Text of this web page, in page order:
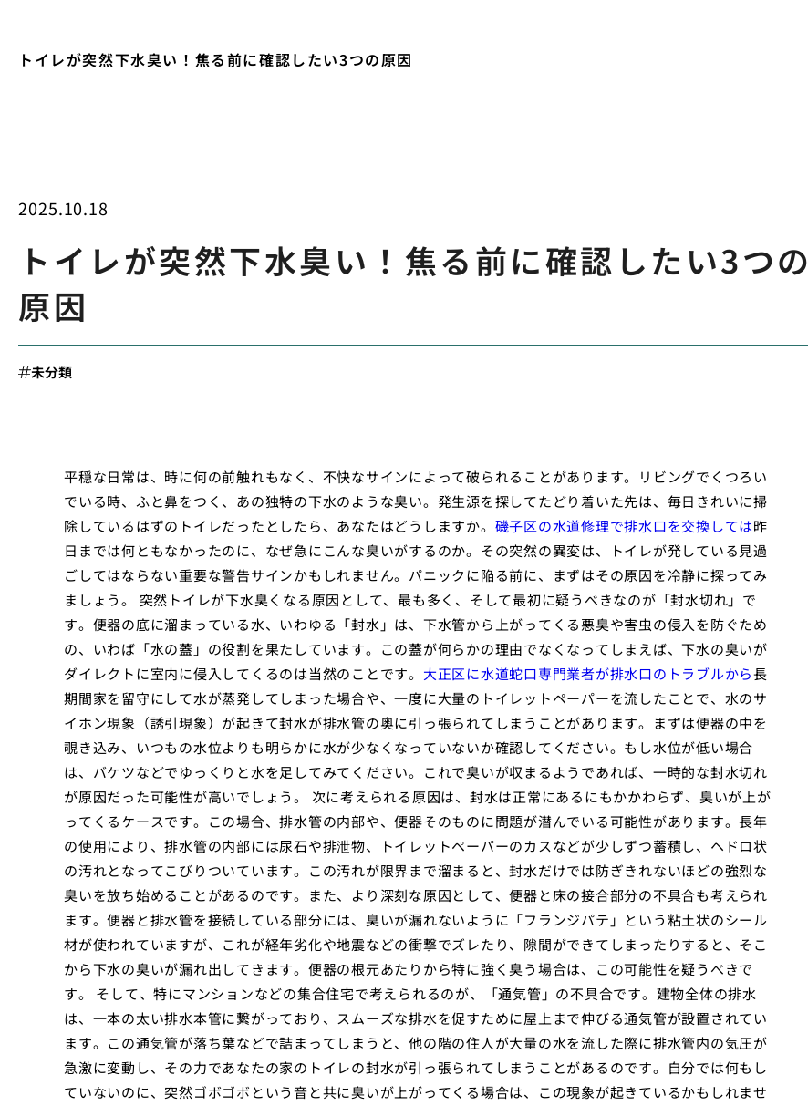
トイレが突然下水臭い！焦る前に確認したい3つの原因
2025.10.18
トイレが突然下水臭い！焦る前に確認したい3つの
原因
未分類
平穏な日常は、時に何の前触れもなく、不快なサインによって破られることがあります。リビングでくつろい
でいる時、ふと鼻をつく、あの独特の下水のような臭い。発生源を探してたどり着いた先は、毎日きれいに掃
除しているはずのトイレだったとしたら、あなたはどうしますか。 磯子区の水道修理で排水口を交換しては昨
日までは何ともなかったのに、なぜ急にこんな臭いがするのか。その突然の異変は、トイレが発している見過
ごしてはならない重要な警告サインかもしれません。パニックに陥る前に、まずはその原因を冷静に探ってみ
ましょう。 突然トイレが下水臭くなる原因として、最も多く、そして最初に疑うべきなのが「封水切れ」で
す。便器の底に溜まっている水、いわゆる「封水」は、下水管から上がってくる悪臭や害虫の侵入を防ぐため
の、いわば「水の蓋」の役割を果たしています。この蓋が何らかの理由でなくなってしまえば、下水の臭いが
ダイレクトに室内に侵入してくるのは当然のことです。 大正区に水道蛇口専門業者が排水口のトラブルから長
期間家を留守にして水が蒸発してしまった場合や、一度に大量のトイレットペーパーを流したことで、水のサ
イホン現象（誘引現象）が起きて封水が排水管の奥に引っ張られてしまうことがあります。まずは便器の中を
覗き込み、いつもの水位よりも明らかに水が少なくなっていないか確認してください。もし水位が低い場合
は、バケツなどでゆっくりと水を足してみてください。これで臭いが収まるようであれば、一時的な封水切れ
が原因だった可能性が高いでしょう。 次に考えられる原因は、封水は正常にあるにもかかわらず、臭いが上が
ってくるケースです。この場合、排水管の内部や、便器そのものに問題が潜んでいる可能性があります。長年
の使用により、排水管の内部には尿石や排泄物、トイレットペーパーのカスなどが少しずつ蓄積し、ヘドロ状
の汚れとなってこびりついています。この汚れが限界まで溜まると、封水だけでは防ぎきれないほどの強烈な
臭いを放ち始めることがあるのです。また、より深刻な原因として、便器と床の接合部分の不具合も考えられ
ます。便器と排水管を接続している部分には、臭いが漏れないように「フランジパテ」という粘土状のシール
材が使われていますが、これが経年劣化や地震などの衝撃でズレたり、隙間ができてしまったりすると、そこ
から下水の臭いが漏れ出してきます。便器の根元あたりから特に強く臭う場合は、この可能性を疑うべきで
す。 そして、特にマンションなどの集合住宅で考えられるのが、「通気管」の不具合です。建物全体の排水
は、一本の太い排水本管に繋がっており、スムーズな排水を促すために屋上まで伸びる通気管が設置されてい
ます。この通気管が落ち葉などで詰まってしまうと、他の階の住人が大量の水を流した際に排水管内の気圧が
急激に変動し、その力であなたの家のトイレの封水が引っ張られてしまうことがあるのです。自分では何もし
ていないのに、突然ゴボゴボという音と共に臭いが上がってくる場合は、この現象が起きているかもしれませ